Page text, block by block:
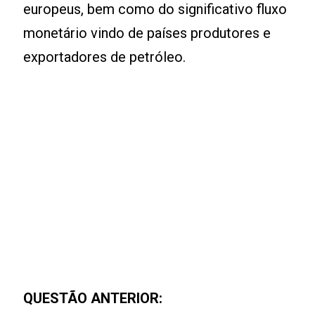
europeus, bem como do significativo fluxo
monetário vindo de países produtores e
exportadores de petróleo.
QUESTÃO ANTERIOR: